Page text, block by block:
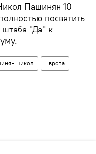
Пашинян 10
посвятить
штаба "Да" к
Никол Европа